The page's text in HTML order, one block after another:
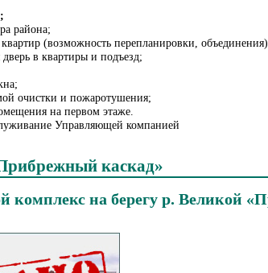
района;
(возможность перепланировки,
в квартиры и подъезд;
очистки и пожаротушения;
на первом этаже.
Управляющей компанией
каскад»
комплекс на берегу р. Великой